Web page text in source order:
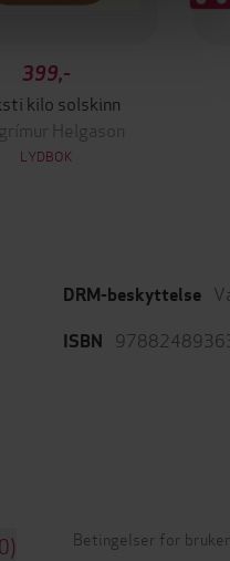
399,-
kilo solskinn
Helgason
LYDBOK
DRM-beskyttelse
ISBN
Betingelser for